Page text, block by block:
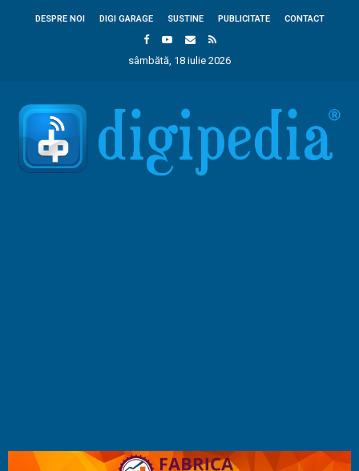
DESPRE NOI DIGI GARAGE SUSTINE PUBLICITATE CONTACT
sâmbătă, 18 iulie 2026